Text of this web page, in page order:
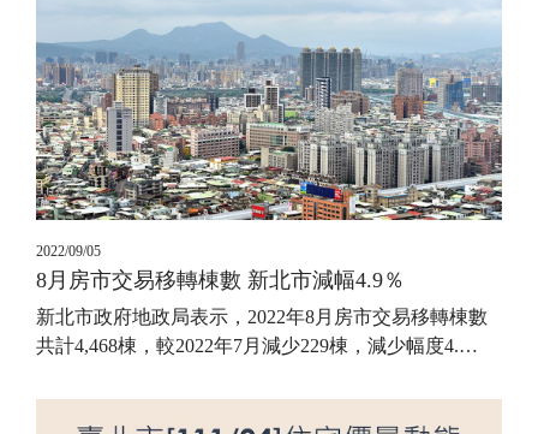
2022/09/05
8月房市交易移轉棟數 新北市減幅4.9％
新北市政府地政局表示，2022年8月房市交易移轉棟數
共計4,468棟，較2022年7月減少229棟，減少幅度4.…